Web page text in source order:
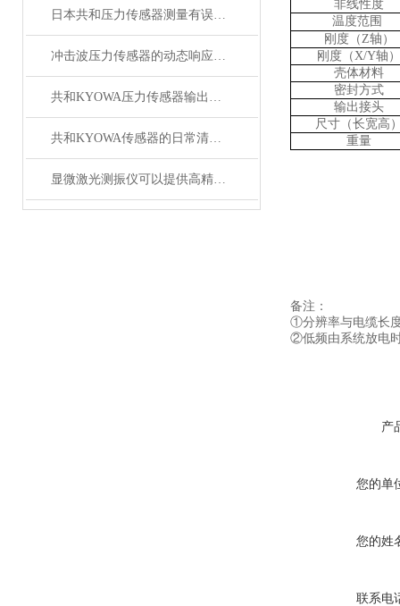
日本共和压力传感器测量有误差,问题答案有了
冲击波压力传感器的动态响应特性分析
共和KYOWA压力传感器输出信号不稳定是什么原因
共和KYOWA传感器的日常清洗维护
显微激光测振仪可以提供高精度的振动参数分析
非线性度
温度范围
刚度（Z轴）
刚度 （X/Y轴）
壳体材料
密封方式
输出接头
尺寸（长宽高
重量
备注：
①分辨率与电缆长
②低频由系统放电
产
您的单
您的姓
联系电